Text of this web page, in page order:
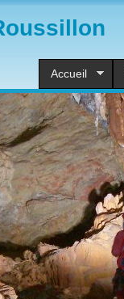
Accueil